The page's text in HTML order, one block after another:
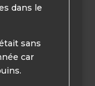
dans le
sans
car